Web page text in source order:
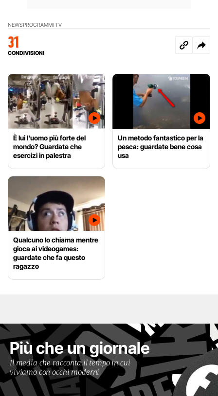
NEWSPROGRAMMI TV
31
CONDIVISIONI
È lui l'uomo più forte del
mondo? Guardate che
esercizi in palestra
Un metodo fantastico per la
pesca: guardate bene cosa
usa
Qualcuno lo chiama mentre
gioca ai videogames:
guardate che fa questo
ragazzo
Più che un giornale
Il media che racconta il tempo in cui
viviamo con occhi moderni